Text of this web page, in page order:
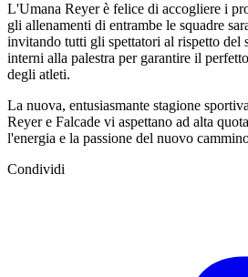
L'Umana Reyer è felice di accogliere i
gli allenamenti di entrambe le squadre
invitando tutti gli spettatori al rispetto del
interni alla palestra per garantire il
degli atleti.
La nuova, entusiasmante stagione
Reyer e Falcade vi aspettano ad alta
l'energia e la passione del nuovo
Condividi